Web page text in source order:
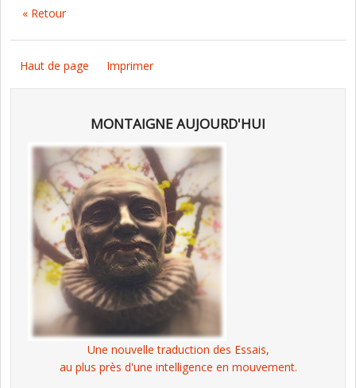
« Retour
Haut de page Imprimer
MONTAIGNE AUJOURD'HUI
Une nouvelle traduction des Essais,
au plus près d'une intelligence en mouvement.